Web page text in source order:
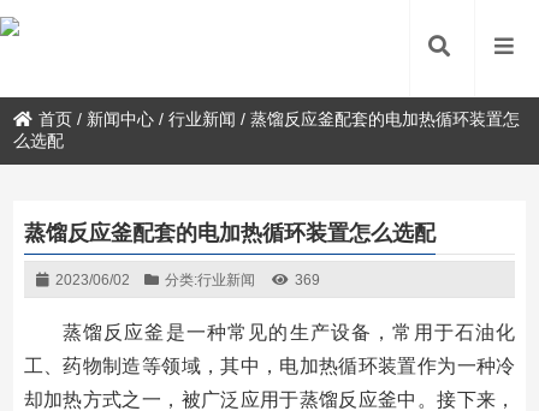
首页 / 新闻中心 /行业新闻 /蒸馏反应釜配套的电加热循环装置怎
么选配
蒸馏反应釜配套的电加热循环装置怎么选配
2023/06/02 分类:行业新闻 369
蒸馏反应釜是一种常见的生产设备，常用于石油化
工、药物制造等领域，其中，电加热循环装置作为一种冷
却加热方式之一，被广泛应用于蒸馏反应釜中。接下来，